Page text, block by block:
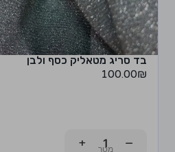
בד סריג מטאליק כסף ולבן
100.00₪
−
+